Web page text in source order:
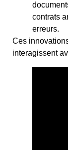
contrats
erreurs.
Ces
interagissent